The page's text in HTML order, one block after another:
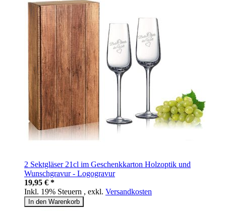
2 Sektgläser 21cl im Geschenkkarton Holzoptik und
Wunschgravur - Logogravur
19,95 € *
Inkl. 19% Steuern , exkl. Versandkosten
In den Warenkorb